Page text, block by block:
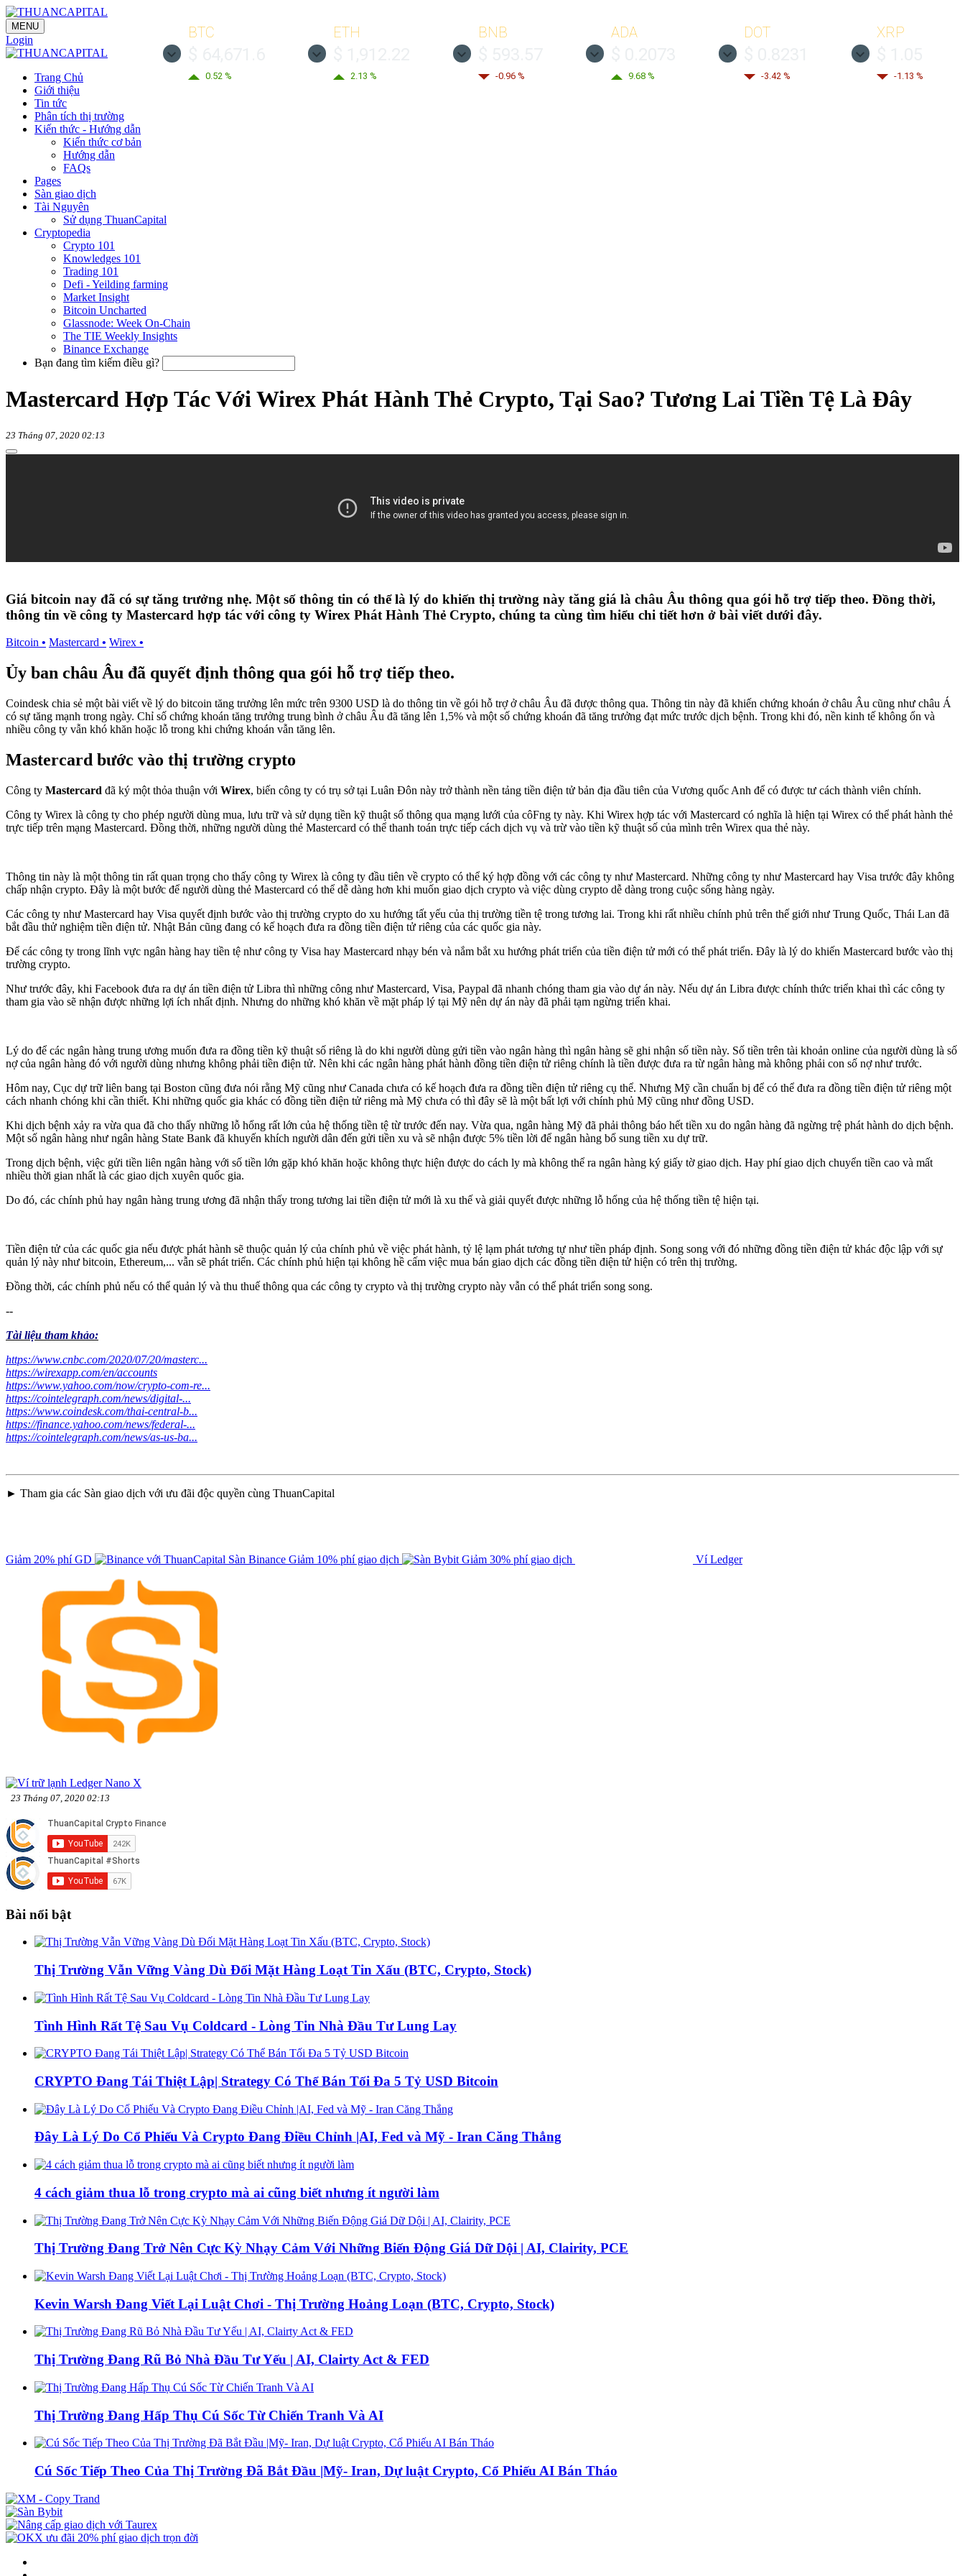
BTC
0.52 %
ETH
2.13 %
BNB
-0.96 %
ADA
9.68 %
DOT
-3.42 %
XRP
-1.13 %
MENU
Login
Trang Chủ
Giới thiệu
Tin tức
Phân tích thị trường
Kiến thức - Hướng dẫn
Kiến thức cơ bản
Hướng dẫn
FAQs
Pages
Sàn giao dịch
Tài Nguyên
Sử dụng ThuanCapital
Cryptopedia
Crypto 101
Knowledges 101
Trading 101
Defi - Yeilding farming
Market Insight
Bitcoin Uncharted
Glassnode: Week On-Chain
The TIE Weekly Insights
Binance Exchange
Bạn đang tìm kiếm điều gì?
Mastercard Hợp Tác Với Wirex Phát Hành Thẻ Crypto, Tại Sao? Tương Lai Tiền Tệ Là Đây
23 Tháng 07, 2020 02:13
Giá bitcoin nay đã có sự tăng trưởng nhẹ. Một số thông tin có thể là lý do khiến thị trường này tăng giá là châu Âu thông qua gói hỗ trợ tiếp theo. Đồng thời,
thông tin về công ty Mastercard hợp tác với công ty Wirex Phát Hành Thẻ Crypto, chúng ta cùng tìm hiểu chi tiết hơn ở bài viết dưới đây.
Bitcoin • Mastercard • Wirex •
Ủy ban châu Âu đã quyết định thông qua gói hỗ trợ tiếp theo.
Coindesk chia sẻ một bài viết về lý do bitcoin tăng trưởng lên mức trên 9300 USD là do thông tin về gói hỗ trợ ở châu Âu đã được thông qua. Thông tin này đã khiến chứng khoán ở châu Âu cũng như châu Á
có sự tăng mạnh trong ngày. Chỉ số chứng khoán tăng trưởng trung bình ở châu Âu đã tăng lên 1,5% và một số chứng khoán đã tăng trưởng đạt mức trước dịch bệnh. Trong khi đó, nền kinh tế không ổn và
nhiều công ty vẫn khó khăn hoặc lỗ trong khi chứng khoán vẫn tăng lên.
Mastercard bước vào thị trường crypto
Công ty Mastercard đã ký một thỏa thuận với Wirex, biến công ty có trụ sở tại Luân Đôn này trở thành nền tảng tiền điện tử bản địa đầu tiên của Vương quốc Anh để có được tư cách thành viên chính.
Công ty Wirex là công ty cho phép người dùng mua, lưu trữ và sử dụng tiền kỹ thuật số thông qua mạng lưới của côFng ty này. Khi Wirex hợp tác với Mastercard có nghĩa là hiện tại Wirex có thể phát hành thẻ
trực tiếp trên mạng Mastercard. Đồng thời, những người dùng thẻ Mastercard có thể thanh toán trực tiếp cách dịch vụ và trừ vào tiền kỹ thuật số của mình trên Wirex qua thẻ này.
Thông tin này là một thông tin rất quan trọng cho thấy công ty Wirex là công ty đầu tiên về crypto có thể ký hợp đồng với các công ty như Mastercard. Những công ty như Mastercard hay Visa trước đây không
chấp nhận crypto. Đây là một bước để người dùng thẻ Mastercard có thể dễ dàng hơn khi muốn giao dịch crypto và việc dùng crypto dễ dàng trong cuộc sống hàng ngày.
Các công ty như Mastercard hay Visa quyết định bước vào thị trường crypto do xu hướng tất yếu của thị trường tiền tệ trong tương lai. Trong khi rất nhiều chính phủ trên thế giới như Trung Quốc, Thái Lan đã
bắt đầu thử nghiệm tiền điện tử. Nhật Bản cũng đang có kế hoạch đưa ra đồng tiền điện tử riêng của các quốc gia này.
Để các công ty trong lĩnh vực ngân hàng hay tiền tệ như công ty Visa hay Mastercard nhạy bén và nắm bắt xu hướng phát triển của tiền điện tử mới có thể phát triển. Đây là lý do khiến Mastercard bước vào thị
trường crypto.
Như trước đây, khi Facebook đưa ra dự án tiền điện tử Libra thì những công như Mastercard, Visa, Paypal đã nhanh chóng tham gia vào dự án này. Nếu dự án Libra được chính thức triển khai thì các công ty
tham gia vào sẽ nhận được những lợi ích nhất định. Nhưng do những khó khăn về mặt pháp lý tại Mỹ nên dự án này đã phải tạm ngừng triển khai.
Lý do để các ngân hàng trung ương muốn đưa ra đồng tiền kỹ thuật số riêng là do khi người dùng gửi tiền vào ngân hàng thì ngân hàng sẽ ghi nhận số tiền này. Số tiền trên tài khoản online của người dùng là số
nợ của ngân hàng đó với người dùng nhưng không phải tiền điện tử. Nên khi các ngân hàng phát hành đồng tiền điện tử riêng chính là tiền được đưa ra từ ngân hàng mà không phải con số nợ như trước.
Hôm nay, Cục dự trữ liên bang tại Boston cũng đưa nói rằng Mỹ cũng như Canada chưa có kế hoạch đưa ra đồng tiền điện tử riêng cụ thể. Nhưng Mỹ cần chuẩn bị để có thể đưa ra đồng tiền điện tử riêng một
cách nhanh chóng khi cần thiết. Khi những quốc gia khác có đồng tiền điện tử riêng mà Mỹ chưa có thì đây sẽ là một bất lợi với chính phủ Mỹ cũng như đồng USD.
Khi dịch bệnh xảy ra vừa qua đã cho thấy những lỗ hổng rất lớn của hệ thống tiền tệ từ trước đến nay. Vừa qua, ngân hàng Mỹ đã phải thông báo hết tiền xu do ngân hàng đã ngừng trệ phát hành do dịch bệnh.
Một số ngân hàng như ngân hàng State Bank đã khuyến khích người dân đến gửi tiền xu và sẽ nhận được 5% tiền lời để ngân hàng bổ sung tiền xu dự trữ.
Trong dịch bệnh, việc gửi tiền liên ngân hàng với số tiền lớn gặp khó khăn hoặc không thực hiện được do cách ly mà không thể ra ngân hàng ký giấy tờ giao dịch. Hay phí giao dịch chuyển tiền cao và mất
nhiều thời gian nhất là các giao dịch xuyên quốc gia.
Do đó, các chính phủ hay ngân hàng trung ương đã nhận thấy trong tương lai tiền điện tử mới là xu thế và giải quyết được những lỗ hổng của hệ thống tiền tệ hiện tại.
Tiền điện tử của các quốc gia nếu được phát hành sẽ thuộc quản lý của chính phủ về việc phát hành, tỷ lệ lạm phát tương tự như tiền pháp định. Song song với đó những đồng tiền điện tử khác độc lập với sự
quản lý này như bitcoin, Ethereum,... vẫn sẽ phát triển. Các chính phủ hiện tại không hề cấm việc mua bán giao dịch các đồng tiền điện tử hiện có trên thị trường.
Đồng thời, các chính phủ nếu có thể quản lý và thu thuế thông qua các công ty crypto và thị trường crypto này vẫn có thể phát triển song song.
--
Tài liệu tham khảo:
https://www.cnbc.com/2020/07/20/masterc...
https://wirexapp.com/en/accounts
https://www.yahoo.com/now/crypto-com-re...
https://cointelegraph.com/news/digital-...
https://www.coindesk.com/thai-central-b...
https://finance.yahoo.com/news/federal-...
https://cointelegraph.com/news/as-us-ba...
► Tham gia các Sàn giao dịch với ưu đãi độc quyền cùng ThuanCapital
Giảm 20% phí GD Sàn Binance Giảm 10% phí giao dịch Giảm 30% phí giao dịch Ví Ledger
23 Tháng 07, 2020 02:13
Bài nổi bật
Thị Trường Vẫn Vững Vàng Dù Đối Mặt Hàng Loạt Tin Xấu (BTC, Crypto, Stock)
Tình Hình Rất Tệ Sau Vụ Coldcard - Lòng Tin Nhà Đầu Tư Lung Lay
CRYPTO Đang Tái Thiệt Lập| Strategy Có Thể Bán Tối Đa 5 Tỷ USD Bitcoin
Đây Là Lý Do Cổ Phiếu Và Crypto Đang Điều Chỉnh |AI, Fed và Mỹ - Iran Căng Thẳng
4 cách giảm thua lỗ trong crypto mà ai cũng biết nhưng ít người làm
Thị Trường Đang Trở Nên Cực Kỳ Nhạy Cảm Với Những Biến Động Giá Dữ Dội | AI, Clairity, PCE
Kevin Warsh Đang Viết Lại Luật Chơi - Thị Trường Hoảng Loạn (BTC, Crypto, Stock)
Thị Trường Đang Rũ Bỏ Nhà Đầu Tư Yếu | AI, Clairty Act & FED
Thị Trường Đang Hấp Thụ Cú Sốc Từ Chiến Tranh Và AI
Cú Sốc Tiếp Theo Của Thị Trường Đã Bắt Đầu |Mỹ- Iran, Dự luật Crypto, Cổ Phiếu AI Bán Tháo